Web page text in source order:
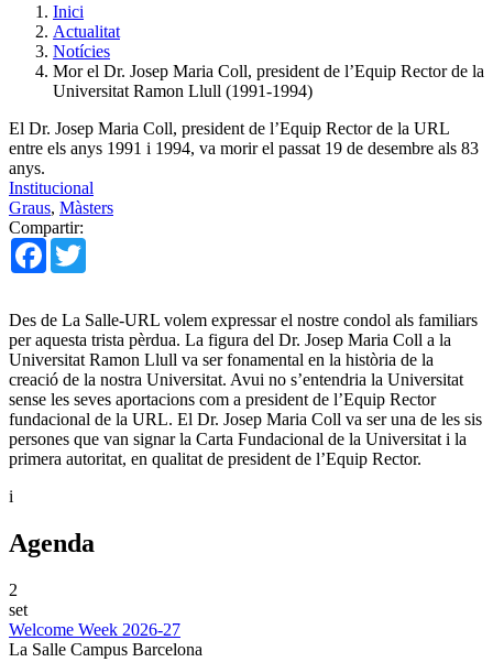
Inici
Actualitat
Notícies
Mor el Dr. Josep Maria Coll, president de l’Equip Rector de la
Universitat Ramon Llull (1991-1994)
El Dr. Josep Maria Coll, president de l’Equip Rector de la URL
entre els anys 1991 i 1994, va morir el passat 19 de desembre als 83
anys.
Institucional
Graus, Màsters
Compartir:
Facebook
Des de La Salle-URL volem expressar el nostre condol als familiars
per aquesta trista pèrdua. La figura del Dr. Josep Maria Coll a la
Universitat Ramon Llull va ser fonamental en la història de la
creació de la nostra Universitat. Avui no s’entendria la Universitat
sense les seves aportacions com a president de l’Equip Rector
fundacional de la URL. El Dr. Josep Maria Coll va ser una de les sis
persones que van signar la Carta Fundacional de la Universitat i la
primera autoritat, en qualitat de president de l’Equip Rector.
i
Agenda
2
set
Welcome Week 2026-27
La Salle Campus Barcelona